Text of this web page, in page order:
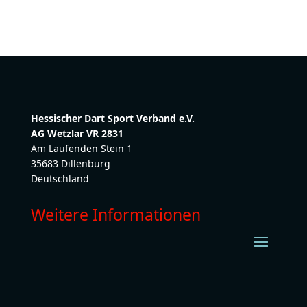
Hessischer Dart Sport Verband e.V.
AG Wetzlar VR 2831
Am Laufenden Stein 1
35683 Dillenburg
Deutschland
Weitere Informationen